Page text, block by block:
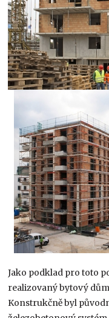
Jako podklad pro toto
realizovaný bytový
Konstrukčně byl